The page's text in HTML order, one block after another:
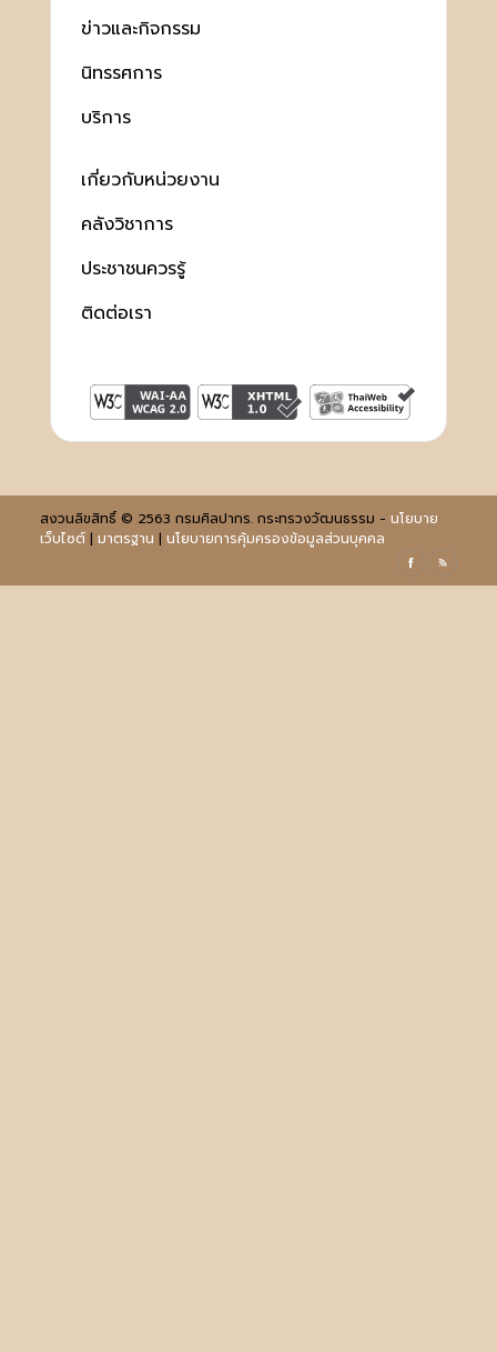
ข่าวและกิจกรรม
นิทรรศการ
บริการ
เกี่ยวกับหน่วยงาน
คลังวิชาการ
ประชาชนควรรู้
ติดต่อเรา
สงวนลิขสิทธิ์ © 2563 กรมศิลปากร. กระทรวงวัฒนธรรม - นโยบาย
เว็บไซต์| มาตรฐาน | นโยบายการคุ้มครองข้อมูลส่วนบุคคล